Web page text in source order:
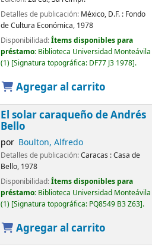
Detalles de publicación: México, D.F. : Fondo
de Cultura Económica, 1978
Disponibilidad:Ítems disponibles para
préstamo: Biblioteca Universidad Monteávila
(1) Signatura topográfica: DF77 J3 1978 .
Agregar al carrito
El solar caraqueño de Andrés
Bello
por Boulton, Alfredo
Detalles de publicación:Caracas :Casa de
Bello, 1978
Disponibilidad:Ítems disponibles para
préstamo: Biblioteca Universidad Monteávila
(1) Signatura topográfica: PQ8549 B3 Z63 .
Agregar al carrito